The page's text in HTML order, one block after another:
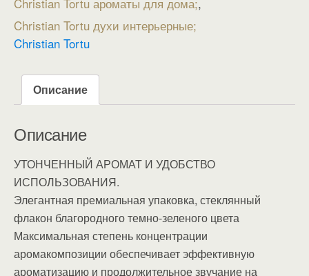
Christian Tortu духи интерьерные
Christian Tortu
Описание
Описание
УТОНЧЕННЫЙ АРОМАТ И УДОБСТВО
ИСПОЛЬЗОВАНИЯ.
Элегантная премиальная упаковка, стеклянный
флакон благородного темно-зеленого цвета
Максимальная степень концентрации
аромакомпозиции обеспечивает эффективную
ароматизацию и продолжительное звучание на